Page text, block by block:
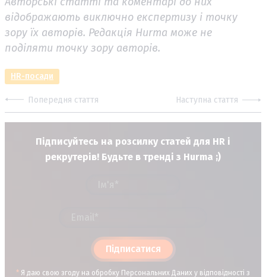
відображають виключно експертизу і точку
зору їх авторів. Редакція Hurma може не
поділяти точку зору авторів.
HR-посади
Попередня стаття Наступна стаття
Підписуйтесь на розсилку статей для HR і
рекрутерів! Будьте в тренді з Hurma ;)
Підписатися
* Я даю свою згоду на обробку Персональних Даних у відповідності з